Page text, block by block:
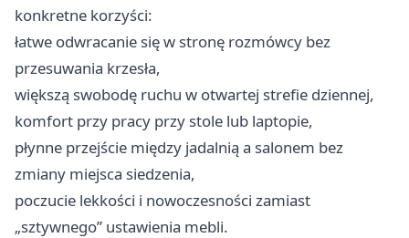
konkretne korzyści:
łatwe odwracanie się w stronę rozmówcy bez
przesuwania krzesła,
większą swobodę ruchu w otwartej strefie dziennej,
komfort przy pracy przy stole lub laptopie,
płynne przejście między jadalnią a salonem bez
zmiany miejsca siedzenia,
poczucie lekkości i nowoczesności zamiast
„sztywnego” ustawienia mebli.